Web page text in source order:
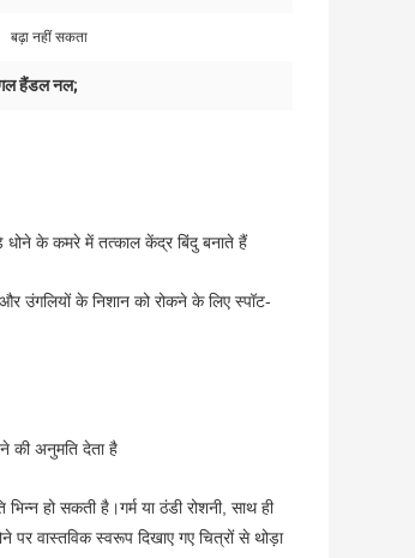
बढ़ा नहीं सकता
हैंडल नल;
धोने के कमरे में तत्काल केंद्र बिंदु बनाते हैं
उंगलियों के निशान को रोकने के लिए स्पॉट-
की अनुमति देता है
हो सकती है।गर्म या ठंडी रोशनी, साथ ही
वास्तविक स्वरूप दिखाए गए चित्रों से थोड़ा